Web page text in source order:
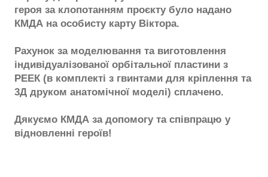
героя за клопотанням проєкту було надано
КМДА на особисту карту Віктора.
Рахунок за моделювання та виготовлення
індивідуалізованої орбітальної пластини з
РЕЕК (в комплекті з гвинтами для кріплення та
3Д друком анатомічної моделі) сплачено.
Дякуємо КМДА за допомогу та співпрацю у
відновленні героїв!